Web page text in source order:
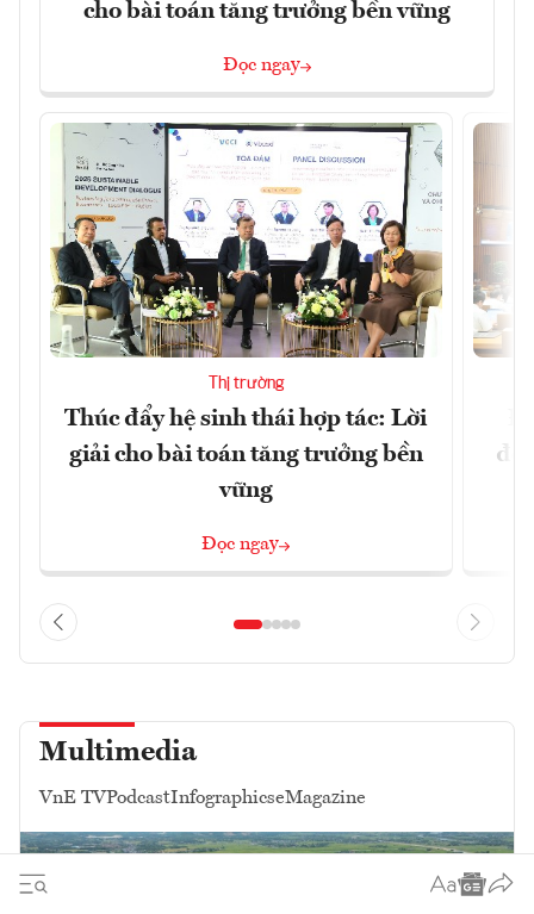
cho bài toán tăng trưởng bền vững
Đọc ngay
Thị trường
Thúc đẩy hệ sinh thái hợp tác: Lời
giải cho bài toán tăng trưởng bền
vững
Đọc ngay
Multimedia
VnE TVPodcastInfographicseMagazine